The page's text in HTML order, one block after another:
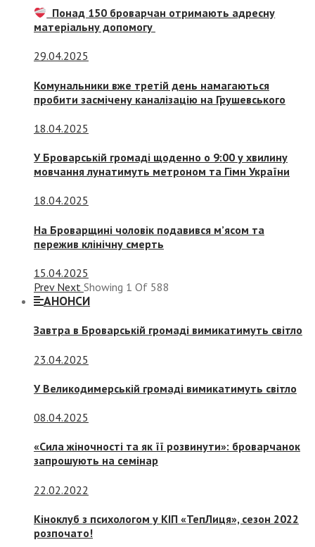
Понад 150 броварчан отримають адресну
матеріальну допомогу
29.04.2025
Комунальники вже третій день намагаються
пробити засмічену каналізацію на Грушевського
18.04.2025
У Броварській громаді щоденно о 9:00 у хвилину
мовчання лунатимуть метроном та Гімн України
18.04.2025
На Броварщині чоловік подавився м’ясом та
пережив клінічну смерть
15.04.2025
Prev Next Showing 1 Of 588
АНОНСИ
Завтра в Броварській громаді вимикатимуть світло
23.04.2025
У Великодимерській громаді вимикатимуть світло
08.04.2025
«Сила жіночності та як її розвинути»: броварчанок
запрошують на семінар
22.02.2022
Кіноклуб з психологом у КІП «ТепЛиця», сезон 2022
розпочато!